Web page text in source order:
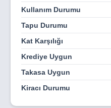
Kullanım Durumu
Tapu Durumu
Kat Karşılığı
Krediye Uygun
Takasa Uygun
Kiracı Durumu